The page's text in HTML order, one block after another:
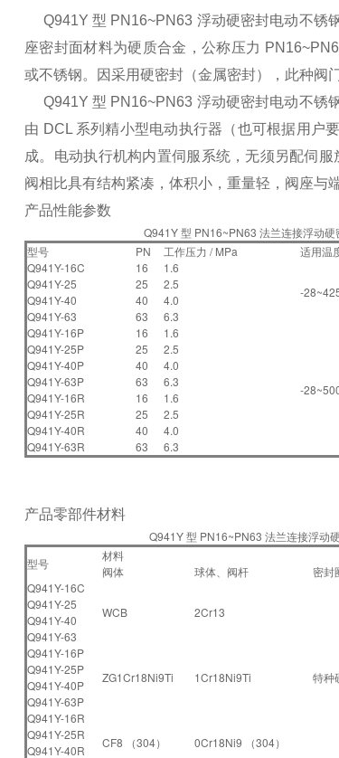
Q941Y 型 PN16~PN63 浮动硬密封电动不锈
座密封面材料为硬质合金，公称压力
或不锈钢。因采用硬密封（金属密封），此种阀
Q941Y 型 PN16~PN63 浮动硬密封电动不锈
由 DCL 系列精小型电动执行器（也可根据用户
成。电动执行机构内置伺服系统，无须另配伺
阀相比具有结构紧凑，体积小，重量轻，阀座与
产品性能参数
Q941Y 型 PN16~PN63 法兰连接浮动
型号
PN 工作压力 / MPa 适用温
Q941Y-16C
16
1.6
-
Q941Y-25 25
2.5
Q941Y-40
40
4.0
Q941Y-63
63
6.3
Q941Y-16P
16 1.6
-
Q941Y-25P 25
2.5
Q941Y-40P
40
4.0
Q941Y-63P
63
6.3
Q941Y-16R
16
1.6
Q941Y-25R
25
2.5
Q941Y-40R
40
4.0
Q941Y-63R
63 6.3
产品零部件材料
Q941Y 型 PN16~PN63 法兰连接浮动
型号
材料
阀体
球体、阀杆 密封
Q941Y-16C
WCB
2Cr13
特种
Q941Y-25
Q941Y-40
Q941Y-63
Q941Y-16P
ZG1Cr18Ni9Ti
1Cr18Ni9Ti
Q941Y-25P
Q941Y-40P
Q941Y-63P
Q941Y-16R
CF8 （304）
0Cr18Ni9 （304）
Q941Y-25R
Q941Y-40R